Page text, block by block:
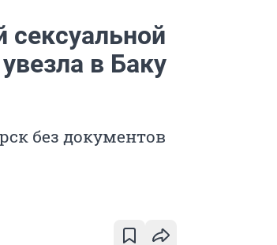
сексуальной
в Баку
без документов